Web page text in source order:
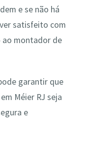
e se não há
satisfeito com
ao montador de
garantir que
Méier RJ seja
e